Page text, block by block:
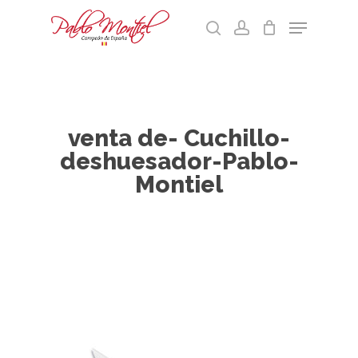
searchaccount
Menu
Cart
venta de- Cuchillo-
deshuesador-Pablo-
Montiel